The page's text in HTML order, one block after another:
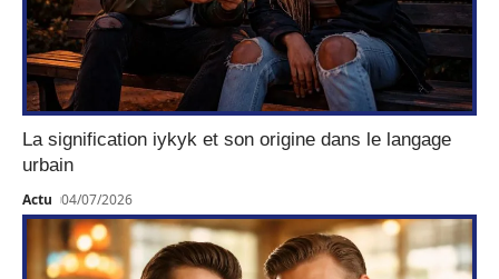
La signification iykyk et son origine dans le langage
urbain
Actu 04/07/2026